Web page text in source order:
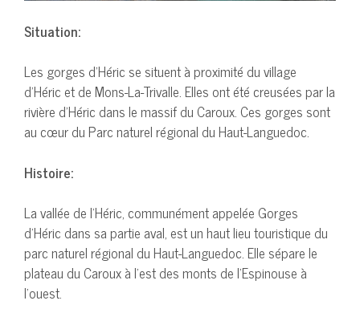
Situation:
Les gorges d’Héric se situent à proximité du village
d’Héric et de Mons-La-Trivalle. Elles ont été creusées par la
rivière d’Héric dans le massif du Caroux. Ces gorges sont
au cœur du Parc naturel régional du Haut-Languedoc.
Histoire:
La vallée de l’Héric, communément appelée Gorges
d’Héric dans sa partie aval, est un haut lieu touristique du
parc naturel régional du Haut-Languedoc. Elle sépare le
plateau du Caroux à l’est des monts de l’Espinouse à
l’ouest.